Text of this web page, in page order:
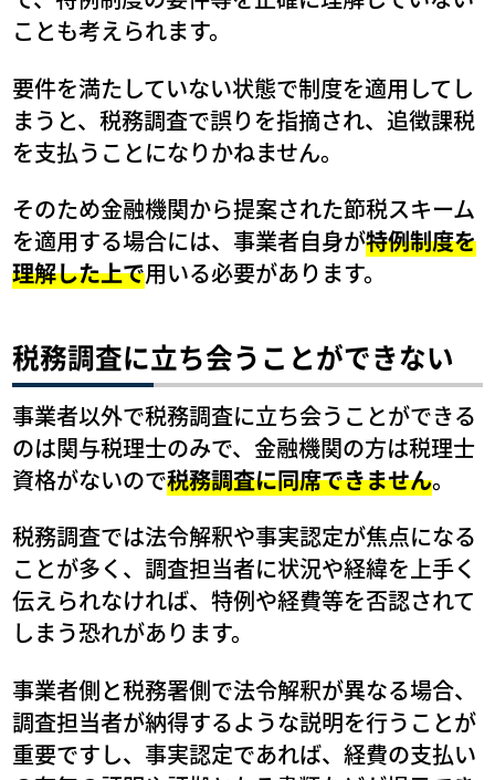
ことも考えられます。
要件を満たしていない状態で制度を適用してし
まうと、税務調査で誤りを指摘され、追徴課税
を支払うことになりかねません。
そのため金融機関から提案された節税スキーム
を適用する場合には、事業者自身が特例制度を
理解した上で用いる必要があります。
税務調査に立ち会うことができない
事業者以外で税務調査に立ち会うことができる
のは関与税理士のみで、金融機関の方は税理士
資格がないので税務調査に同席できません。
税務調査では法令解釈や事実認定が焦点になる
ことが多く、調査担当者に状況や経緯を上手く
伝えられなければ、特例や経費等を否認されて
しまう恐れがあります。
事業者側と税務署側で法令解釈が異なる場合、
調査担当者が納得するような説明を行うことが
重要ですし、事実認定であれば、経費の支払い